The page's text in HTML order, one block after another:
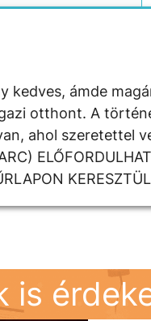
kedves, ámde
otthont. A
ahol szeretettel
is